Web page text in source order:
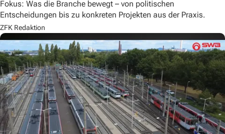
Fokus: Was die Branche bewegt – von politischen
Entscheidungen bis zu konkreten Projekten aus der Praxis.
ZFK Redaktion